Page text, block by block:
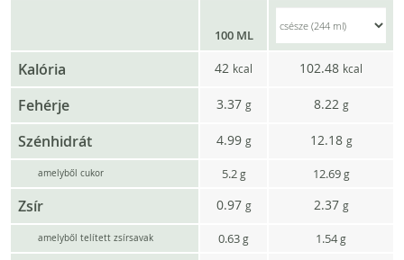
100 ML
Kalória 42 kcal 102.48 kcal
Fehérje 3.37 g 8.22 g
Szénhidrát 4.99 g 12.18 g
amelyből cukor 5.2g 12.69 g
Zsír 0.97 g 2.37 g
amelyből telített zsírsavak 0.63g 1.54g